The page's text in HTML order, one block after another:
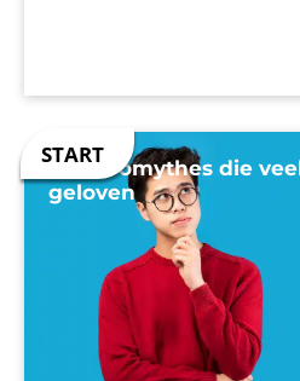
7 neuromythes die
geloven